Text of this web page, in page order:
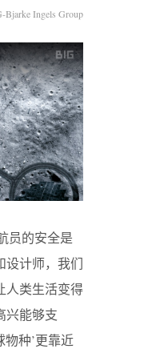
Ingels Group
员的安全是
设计师，我们
人类生活变得
兴能够支
物种’更靠近